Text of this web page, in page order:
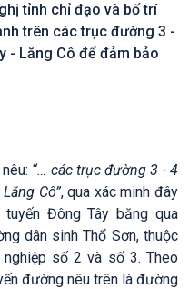
tỉnh chỉ đạo và bố trí
trên các trục đường 3 -
- Lăng Cô để đảm bảo
“… các trục đường 3 - 4
Cô”, qua xác minh đây
Đông Tây băng qua
dân sinh Thổ Sơn, thuộc
số 2 và số 3. Theo
đường nêu trên là đường